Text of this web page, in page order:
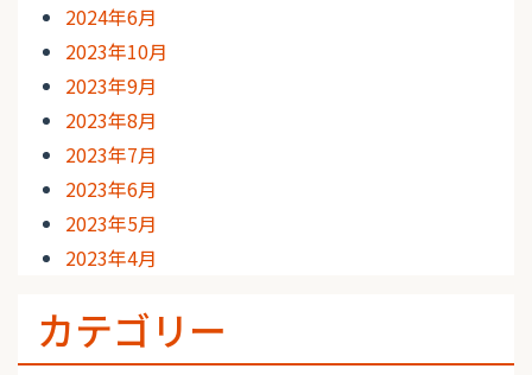
2024年6月
2023年10月
2023年9月
2023年8月
2023年7月
2023年6月
2023年5月
2023年4月
カテゴリー